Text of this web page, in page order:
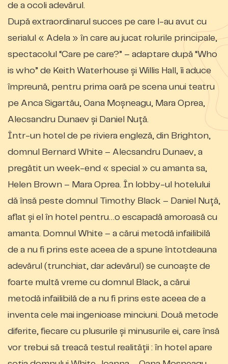
de a ocoli adevărul.
După extraordinarul succes pe care l-au avut cu
serialul « Adela » în care au jucat rolurile principale,
spectacolul “Care pe care?” – adaptare după “Who
is who” de Keith Waterhouse și Willis Hall, îi aduce
împreună, pentru prima oară pe scena unui teatru
pe Anca Sigartău, Oana Moșneagu, Mara Oprea,
Alecsandru Dunaev și Daniel Nuță.
Într-un hotel de pe riviera engleză, din Brighton,
domnul Bernard White – Alecsandru Dunaev, a
pregătit un week-end « special » cu amanta sa,
Helen Brown – Mara Oprea. În lobby-ul hotelului
dă însă peste domnul Timothy Black – Daniel Nuță,
aflat și el în hotel pentru…o escapadă amoroasă cu
amanta. Domnul White – a cărui metodă infailibilă
de a nu fi prins este aceea de a spune întotdeauna
adevărul (trunchiat, dar adevărul) se cunoaște de
foarte multă vreme cu domnul Black, a cărui
metodă infailibilă de a nu fi prins este aceea de a
inventa cele mai ingenioase minciuni. Două metode
diferite, fiecare cu plusurile și minusurile ei, care însă
vor trebui să treacă testul realității : în hotel apare